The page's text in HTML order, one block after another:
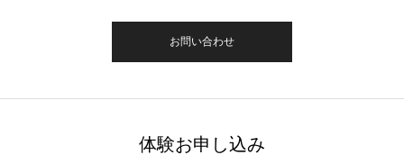
お問い合わせ
体験お申し込み